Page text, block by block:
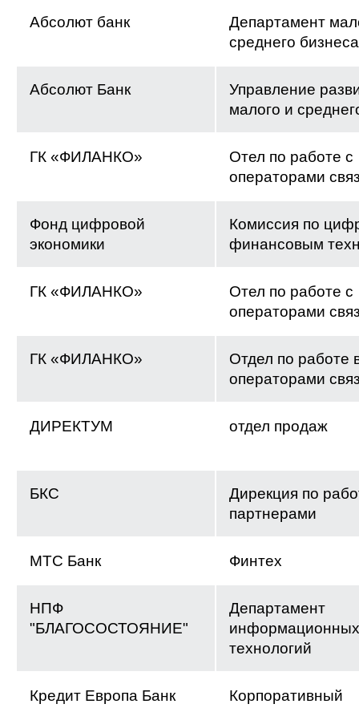
Абсолют банк
Департамент
среднего бизнеса
Абсолют Банк
Управление
малого и
ГК «ФИЛАНКО»
Отел по работе с
операторами
Фонд цифровой
экономики
Комиссия по
финансовым
ГК «ФИЛАНКО»
Отел по работе с
операторами
ГК «ФИЛАНКО»
Отдел по работе
операторами
ДИРЕКТУМ отдел продаж
БКС
Дирекция по
партнерами
МТС Банк Финтех
НПФ
"БЛАГОСОСТОЯНИЕ"
Департамент
информационных
технологий
Кредит Европа Банк Корпоративный